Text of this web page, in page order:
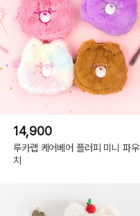
14,900
루카랩 케어베어 플러피 미니 파우
치